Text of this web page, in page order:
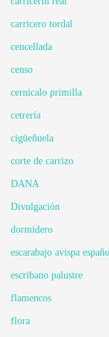
carricero tordal
cencellada
censo
cernicalo primilla
cetrería
cigüeñuela
corte de carrizo
DANA
Divulgación
dormidero
escarabajo avispa
escribano palustre
flamencos
flora